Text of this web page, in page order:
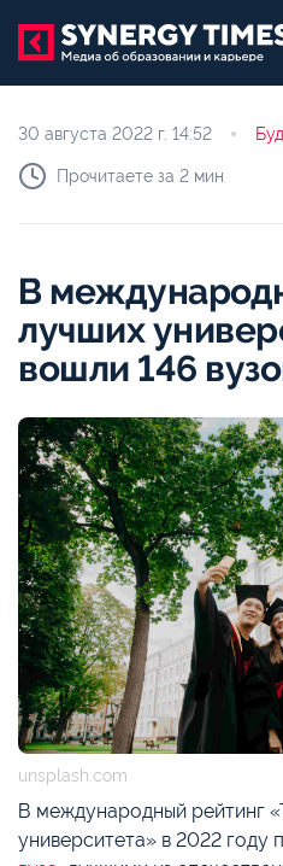
30 августа 2022 г. 14:52
Прочитаете за 2 мин
В
лучших
вошли 146
unsplash.com
В международный рейтинг
университета» в 2022 году